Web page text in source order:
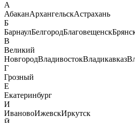
А
АбаканАрхангельскАстрахань
Б
БарнаулБелгородБлаговещенск
В
Великий
НовгородВладивостокВладикавказ
Г
Грозный
Е
Екатеринбург
И
ИвановоИжевскИркутск